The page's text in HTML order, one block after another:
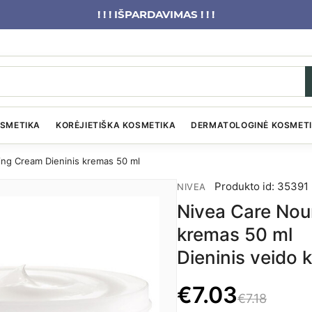
! ! ! IŠPARDAVIMAS ! ! !
KORĖJIETIŠKA KOSMETIKA DERMATOLOGINĖ
Cream Dieninis kremas 50 ml
NIVEA Produkto id: 35391
Nivea Care
kremas 50 ml
Dieninis veido
€7.03€7.18